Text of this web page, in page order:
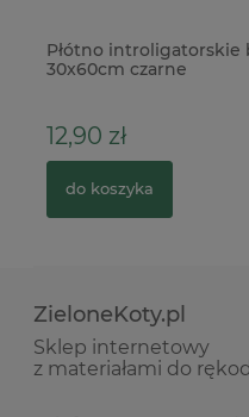
Płótno introligatorskie
30x60cm czarne
12,90 zł
do koszyka
ZieloneKoty.pl
Sklep internetowy
z materiałami do